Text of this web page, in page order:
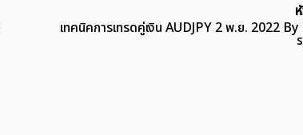
เทคนิคการเทรดคู่เงิน AUDJPY 2 พ.ย. 2022